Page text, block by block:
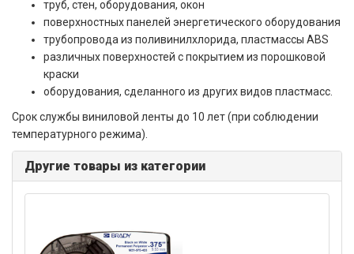
труб, стен, оборудования, окон
поверхностных панелей энергетического оборудования
трубопровода из поливинилхлорида, пластмассы ABS
различных поверхностей с покрытием из порошковой
краски
оборудования, сделанного из других видов пластмасс.
Срок службы виниловой ленты до 10 лет (при соблюдении
температурного режима).
Другие товары из категории